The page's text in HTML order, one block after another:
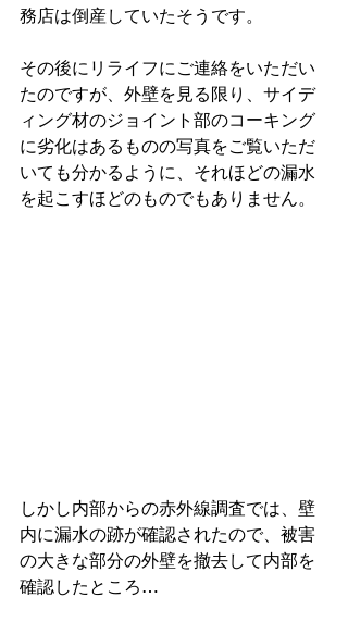
務店は倒産していたそうです。
その後にリライフにご連絡をいただい
たのですが、外壁を見る限り、サイデ
ィング材のジョイント部のコーキング
に劣化はあるものの写真をご覧いただ
いても分かるように、それほどの漏水
を起こすほどのものでもありません。
しかし内部からの赤外線調査では、壁
内に漏水の跡が確認されたので、被害
の大きな部分の外壁を撤去して内部を
確認したところ…